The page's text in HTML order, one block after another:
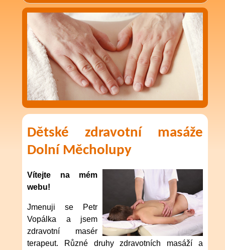
Dětské zdravotní masáže
Dolní Měcholupy
Vítejte na mém
webu!
Jmenuji se Petr
Vopálka a jsem
zdravotní masér
terapeut. Různé druhy zdravotních masáží a